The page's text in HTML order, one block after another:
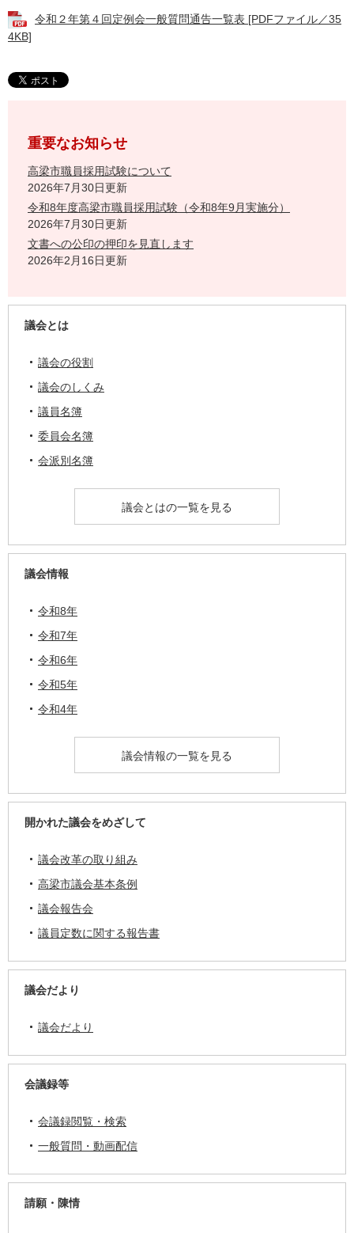
令和２年第４回定例会一般質問通告一覧表 [PDFファイル／35
4KB]
重要なお知らせ
高梁市職員採用試験について
2026年7月30日更新
令和8年度高梁市職員採用試験（令和8年9月実施分）
2026年7月30日更新
文書への公印の押印を見直します
2026年2月16日更新
議会とは
議会の役割
議会のしくみ
議員名簿
委員会名簿
会派別名簿
議会とはの一覧を見る
議会情報
令和8年
令和7年
令和6年
令和5年
令和4年
議会情報の一覧を見る
開かれた議会をめざして
議会改革の取り組み
高梁市議会基本条例
議会報告会
議員定数に関する報告書
議会だより
議会だより
会議録等
会議録閲覧・検索
一般質問・動画配信
請願・陳情